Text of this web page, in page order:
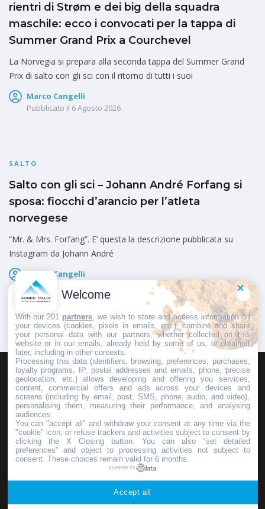
rientri di Strøm e dei big della squadra
maschile: ecco i convocati per la tappa di
Summer Grand Prix a Courchevel
La Norvegia si prepara alla seconda tappa del Summer Grand
Prix di salto con gli sci con il ritorno di tutti i suoi
Marco Cangelli
Pubblicato il 6 Agosto 2026
SALTO
Salto con gli sci – Johann André Forfang si
sposa: fiocchi d’arancio per l’atleta
norvegese
“Mr. & Mrs. Forfang”. E’ questa la descrizione pubblicata su
Instagram da Johann André
Marco Cangelli
Pubblicato il
HOMEPAGEREDAZIONEINVIA UN COMUNICATO STAMPA
PUBBLICITÀSCRIVI AL DIRETTORE
Copyright © 2016 - 2025 ASD Fondo Italia - Partita Iva: IT 03855110049
Welcome
With our 201 partners , we wish to store and access information on
your devices (cookies, pixels in emails, etc.), combine and share
your personal data with our partners, whether collected on this
website or in our emails, already held by some of us, or obtained
later, including in other contexts.
Processing this data (identifiers, browsing, preferences, purchases,
loyalty programs, IP, postal addresses and emails, phone, precise
geolocation, etc.) allows developing and offering you services,
content, commercial offers and ads across your devices and
screens (including by email, post, SMS, phone, audio, and video),
personalising them, measuring their performance, and analysing
audiences.
You can "accept all" and withdraw your consent at any time via the
"cookie" icon, or refuse trackers and activities subject to consent by
clicking the X Closing button. You can also "set detailed
preferences" and object to processing activities not subject to
consent. These choices remain valid for 6 months.
powered by
Accept all